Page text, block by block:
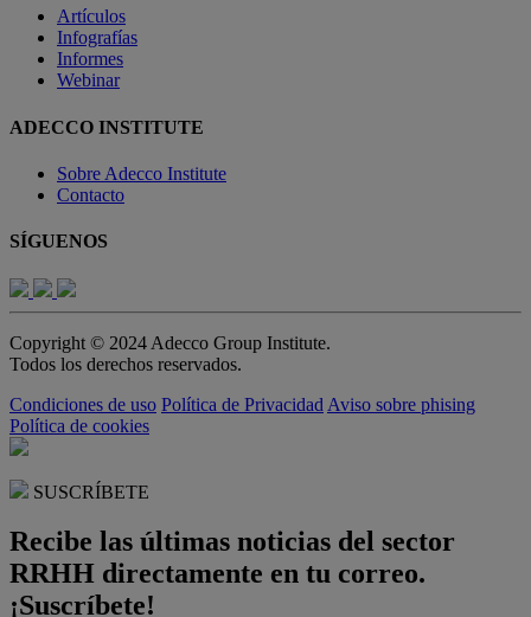
Artículos
Infografías
Informes
Webinar
ADECCO INSTITUTE
Sobre Adecco Institute
Contacto
SÍGUENOS
Copyright © 2024 Adecco Group Institute.
Todos los derechos reservados.
Condiciones de uso Política de Privacidad Aviso sobre phising
Política de cookies
SUSCRÍBETE
Recibe las últimas noticias del sector
RRHH directamente en tu correo.
¡Suscríbete!